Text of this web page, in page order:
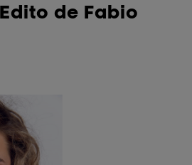
de Fabio